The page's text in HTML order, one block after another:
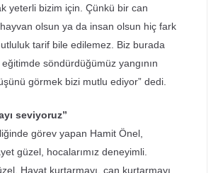
yeterli bizim için. Çünkü bir can
hayvan olsun ya da insan olsun hiç fark
tarif bile edilemez. Biz burada
söndürdüğümüz yangının
görmek bizi mutlu ediyor” dedi.
seviyoruz”
görev yapan Hamit Önel,
güzel, hocalarımız deneyimli.
Hayat kurtarmayı, can kurtarmayı